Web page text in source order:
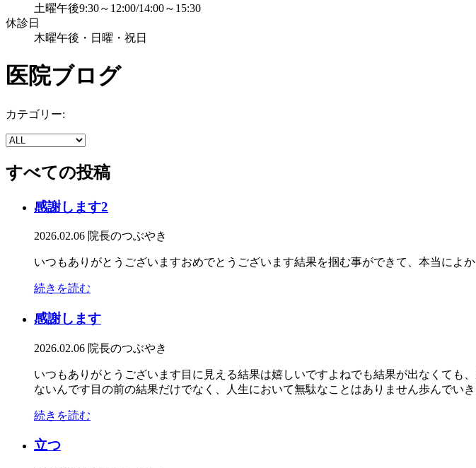
土曜午後9:30～12:00/14:00～15:30
休診日
木曜午後・日曜・祝日
医院ブログ
カテゴリー:
すべての投稿
感謝します2
2026.02.06 院長のつぶやき
いつもありがとうございますおめでとうございます結果を掴む事ができて、本当に
続きを読む
感謝します
2026.02.06 院長のつぶやき
いつもありがとうございます目に見える結果は嬉しいですよねでも結果が出なくて
ないんです目の前の結果だけでなく、人生において無駄なことはありません歩んでいき
続きを読む
立つ